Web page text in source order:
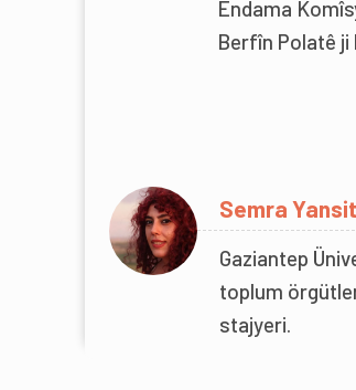
Endama
Berfîn Polatê ji
Semra Yansit
Gaziantep
toplum
stajyeri.